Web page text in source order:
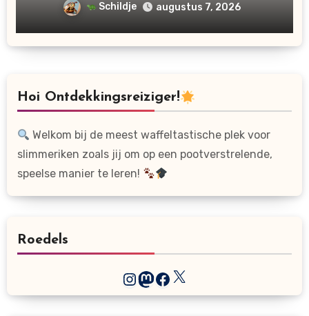
Schildje augustus 7, 2026
Hoi Ontdekkingsreiziger!
Welkom bij de meest waffeltastische plek voor
slimmeriken zoals jij om op een pootverstrelende,
speelse manier te leren!
Roedels
Instagram
Mastodon
Facebook
X